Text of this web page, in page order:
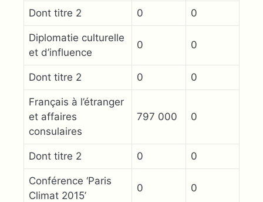
Dont titre 2 0 0
Diplomatie culturelle
et d’influence
0 0
Dont titre 2 0 0
Français à l’étranger
et affaires
consulaires
797 000 0
Dont titre 2 0 0
Conférence ‘Paris
Climat 2015’
0 0